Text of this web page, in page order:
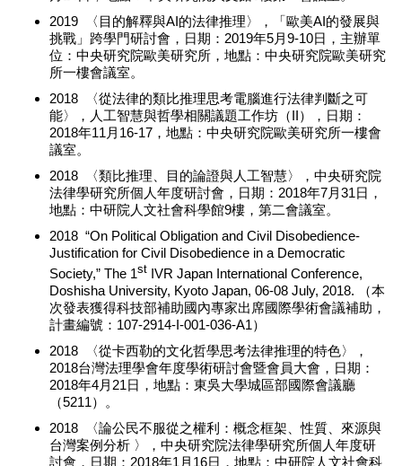
2019 〈目的解釋與AI的法律推理〉，「歐美AI的發展與
挑戰」跨學門研討會，日期：2019年5月9-10日，主辦單
位：中央研究院歐美研究所，地點：中央研究院歐美研究
所一樓會議室。
2018 〈從法律的類比推理思考電腦進行法律判斷之可
能〉，人工智慧與哲學相關議題工作坊（II），日期：
2018年11月16-17，地點：中央研究院歐美研究所一樓會
議室。
2018 〈類比推理、目的論證與人工智慧〉，中央研究院
法律學研究所個人年度研討會，日期：2018年7月31日，
地點：中研院人文社會科學館9樓，第二會議室。
2018 “On Political Obligation and Civil Disobedience-
Justification for Civil Disobedience in a Democratic
Society,” The 1stIVR Japan International Conference,
Doshisha University, Kyoto Japan, 06-08 July, 2018. （本
次發表獲得科技部補助國內專家出席國際學術會議補助，
計畫編號：107-2914-I-001-036-A1）
2018 〈從卡西勒的文化哲學思考法律推理的特色〉，
2018台灣法理學會年度學術研討會暨會員大會，日期：
2018年4月21日，地點：東吳大學城區部國際會議廳
（5211）。
2018 〈論公民不服從之權利：概念框架、性質、來源與
台灣案例分析 〉，中央研究院法律學研究所個人年度研
討會，日期：2018年1月16日，地點：中研院人文社會科